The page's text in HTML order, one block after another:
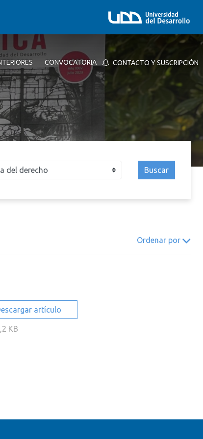
CONVOCATORIA CONTACTO Y SUSCRIPCIÓN
2005 2004 2003
2001 2000
Buscar
Ordenar por
artículo
KB